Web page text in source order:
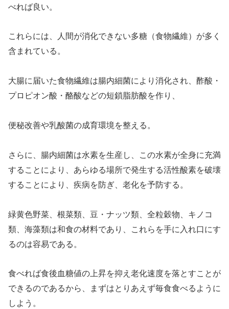
べれば良い。
これらには、人間が消化できない多糖（食物繊維）が多く
含まれている。
大腸に届いた食物繊維は腸内細菌により消化され、酢酸・
プロピオン酸・酪酸などの短鎖脂肪酸を作り、
便秘改善や乳酸菌の成育環境を整える。
さらに、腸内細菌は水素を生産し、この水素が全身に充満
することにより、 あらゆる場所で発生する活性酸素を破壊
することにより、疾病を防ぎ、老化を予防する。
緑黄色野菜、根菜類、豆・ナッツ類、全粒穀物、キノコ
類、海藻類は和食の材料であり、 これらを手に入れ口にす
るのは容易である。
食べれば食後血糖値の上昇を抑え老化速度を落とすことが
できるのであるから、まずはとりあえず毎食食べるように
しよう。